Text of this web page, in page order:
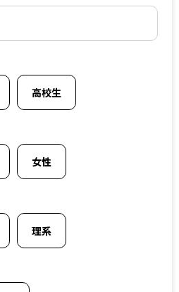
高校生
女性
理系
愛知県
選択する